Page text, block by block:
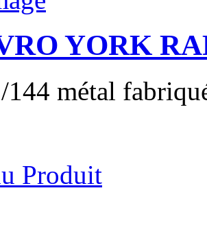
YORK
métal
Produit